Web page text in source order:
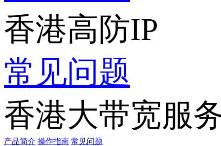
香港高防IP
常见问题
香港大带宽服
产品简介 操作指南 常见问题